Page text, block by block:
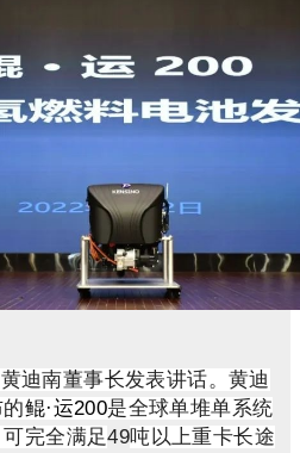
迪南董事长发表讲话。 黄迪
鲲·运200是全球单堆单系统
完全满足49吨以上重卡长途